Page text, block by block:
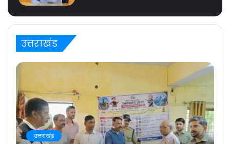
उत्तराखंड
उत्तराखंड